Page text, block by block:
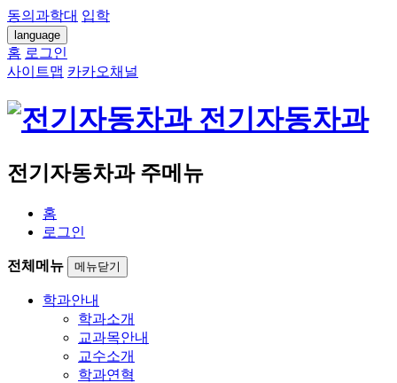
동의과학대 입학
language
홈 로그인
사이트맵 카카오채널
전기자동차과
전기자동차과 주메뉴
홈
로그인
전체메뉴 메뉴닫기
학과안내
학과소개
교과목안내
교수소개
학과연혁